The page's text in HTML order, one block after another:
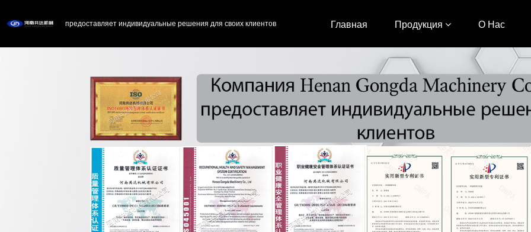
предоставляет индивидуальные решения для своих клиентов Главная Продукция О Нас